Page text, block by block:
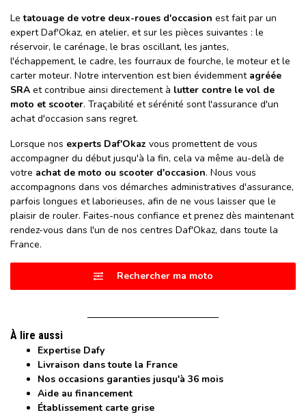
Letatouage de votre deux-roues d'occasion est fait par un
expert Daf'Okaz, en atelier, et sur les pièces suivantes : le
réservoir, le carénage, le bras oscillant, les jantes,
l'échappement, le cadre, les fourraux de fourche, le moteur et le
carter moteur. Notre intervention est bien évidemment agréée
SRA et contribue ainsi directement à lutter contre le vol de
moto et scooter. Traçabilité et sérénité sont l'assurance d'un
achat d'occasion sans regret.
Lorsque nos experts Daf'Okaz vous promettent de vous
accompagner du début jusqu'à la fin, cela va même au-delà de
votre achat de moto ou scooter d'occasion. Nous vous
accompagnons dans vos démarches administratives d'assurance,
parfois longues et laborieuses, afin de ne vous laisser que le
plaisir de rouler. Faites-nous confiance et prenez dès maintenant
rendez-vous dans l'un de nos centres Daf'Okaz, dans toute la
France.
Rechercher ma moto
À lire aussi
Expertise Dafy
Livraison dans toute la France
Nos occasions garanties jusqu'à 36 mois
Aide au financement
Établissement carte grise